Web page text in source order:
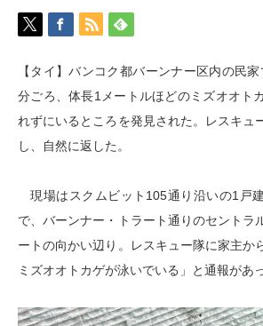
【タイ】バンコク都バーンナー区内の民
分ごろ、体長1メートルほどのミズオオト
れずにいるところを発見された。レスキュ
し、自然に返した。
現場はスクムビット105通り沿いの1戸
で、バーンナー・トラート通りのセントラ
ートの向かい辺り。レスキュー隊に家主か
ミズオオトカゲが泳いでいる」と通報があ